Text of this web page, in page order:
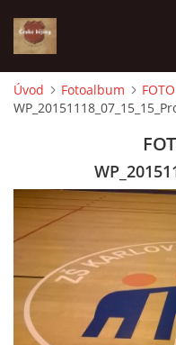
ÚVOD
VÝBĚR PODLE VAŠICH
JAK VŠE PROBÍHÁ
ČESKÉ DĚJINY
KE STAŽENÍ
Úvod Fotoalbum